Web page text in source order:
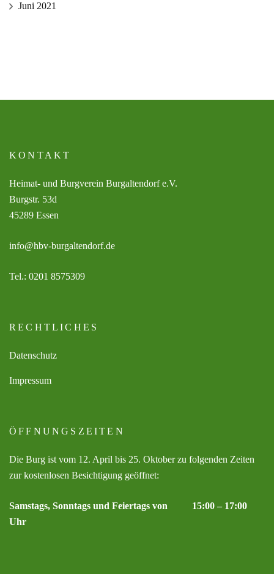
Juni 2021
KONTAKT
Heimat- und Burgverein Burgaltendorf e.V.
Burgstr. 53d
45289 Essen
info@hbv-burgaltendorf.de
Tel.: 0201 8575309
RECHTLICHES
Datenschutz
Impressum
ÖFFNUNGSZEITEN
Die Burg ist vom 12. April bis 25. Oktober zu folgenden Zeiten
zur kostenlosen Besichtigung geöffnet:
Samstags, Sonntags und Feiertags von 15:00 – 17:00
Uhr